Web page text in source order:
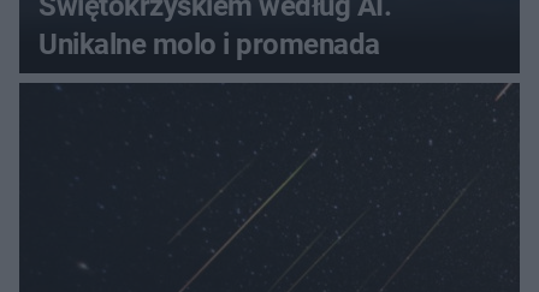
Unikalne molo i promenada